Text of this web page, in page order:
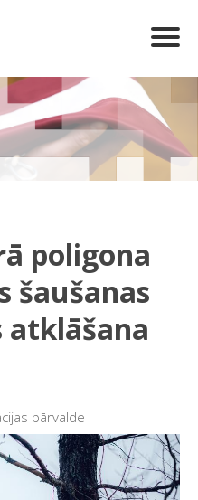
poligona
šaušanas
atklāšana
pārvalde